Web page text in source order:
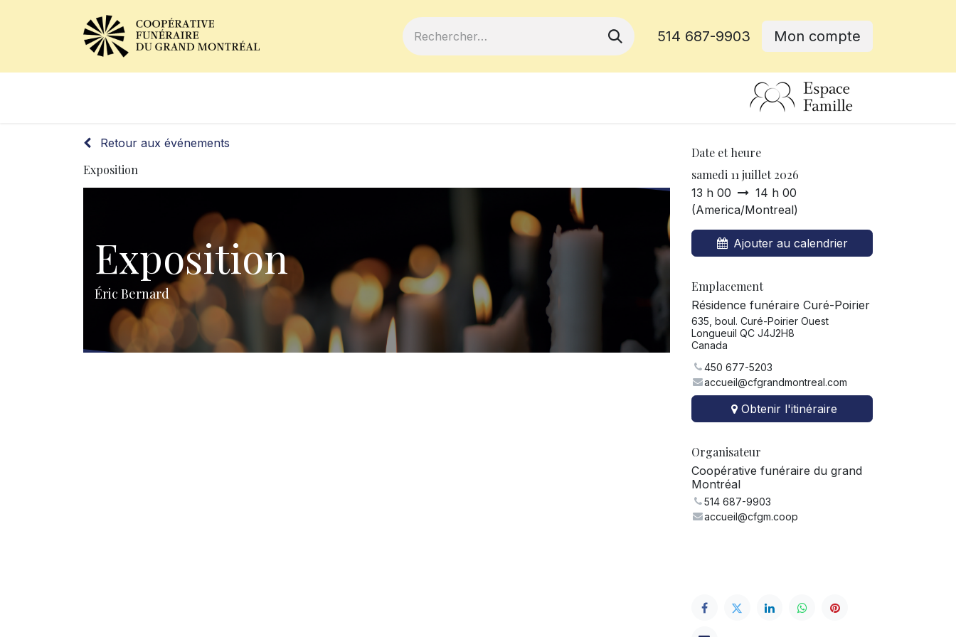
514 687-9903 Mon compte
Retour aux événements
Exposition
Exposition
Éric Bernard
Date et heure
samedi 11 juillet 2026
13 h 00
14 h 00
(America/Montreal)
Ajouter au calendrier
Emplacement
Résidence funéraire Curé-Poirier
635, boul. Curé-Poirier Ouest
Longueuil QC J4J2H8
Canada
450 677-5203
accueil@cfgrandmontreal.com
Obtenir l'itinéraire
Organisateur
Coopérative funéraire du grand
Montréal
514 687-9903
accueil@cfgm.coop